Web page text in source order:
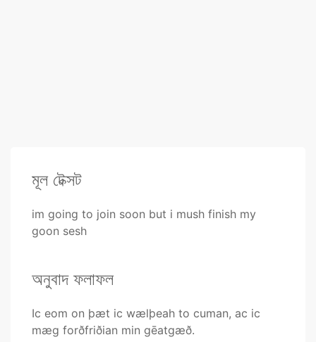
মূল টেক্সট
im going to join soon but i mush finish my
goon sesh
অনুবাদ ফলাফল
Ic eom on þæt ic wælþeah to cuman, ac ic
mæg forðfriðian min gēatgæð.